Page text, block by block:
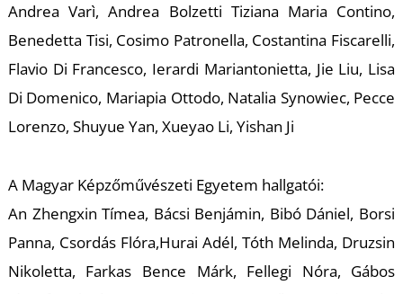
Andrea Varì, Andrea Bolzetti Tiziana Maria Contino,
Benedetta Tisi, Cosimo Patronella, Costantina Fiscarelli,
Flavio Di Francesco, Ierardi Mariantonietta, Jie Liu, Lisa
Di Domenico, Mariapia Ottodo, Natalia Synowiec, Pecce
Lorenzo, Shuyue Yan, Xueyao Li, Yishan Ji
A Magyar Képzőművészeti Egyetem hallgatói:
An Zhengxin Tímea, Bácsi Benjámin, Bibó Dániel, Borsi
Panna, Csordás Flóra,Hurai Adél, Tóth Melinda, Druzsin
Nikoletta, Farkas Bence Márk, Fellegi Nóra, Gábos